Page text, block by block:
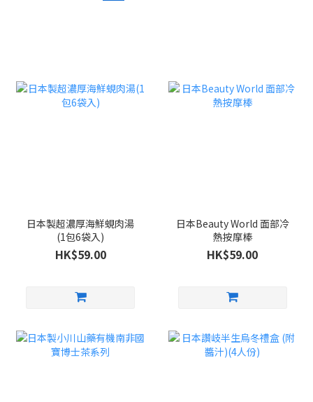
日本製超濃厚海鮮蜆肉湯
(1包6袋入)
HK$59.00
日本Beauty World 面部冷
熱按摩棒
HK$59.00